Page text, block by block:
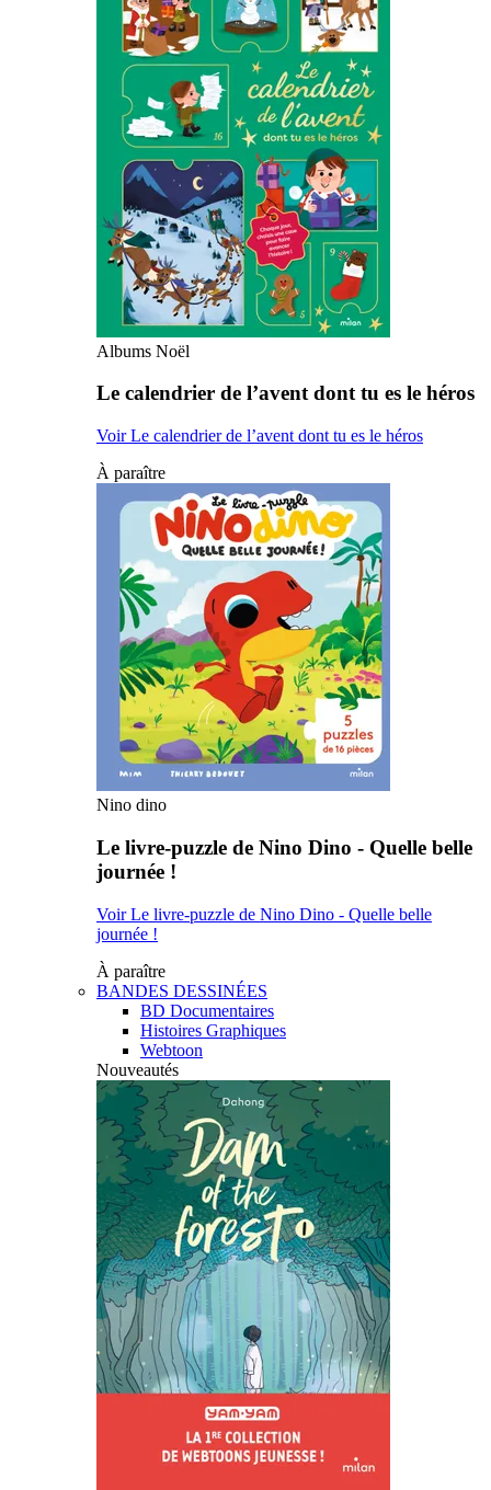
Albums Noël
Le calendrier de l’avent dont tu es le héros
Voir Le calendrier de l’avent dont tu es le héros
À paraître
Nino dino
Le livre-puzzle de Nino Dino - Quelle belle
journée !
Voir Le livre-puzzle de Nino Dino - Quelle belle
journée !
À paraître
BANDES DESSINÉES
BD Documentaires
Histoires Graphiques
Webtoon
Nouveautés